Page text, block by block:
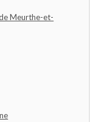
Meurthe-et-